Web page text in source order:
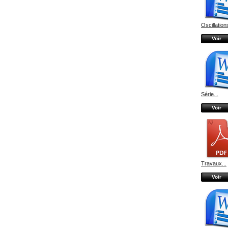
Voir
Série...
Voir
Travaux...
Voir